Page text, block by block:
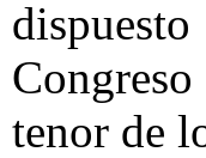
tenor de